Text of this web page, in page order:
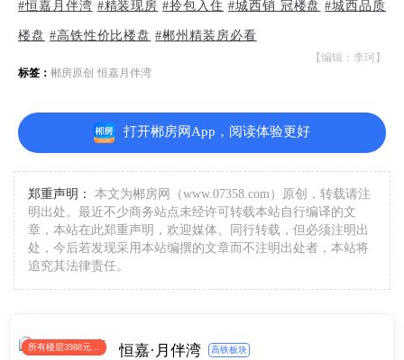
#恒嘉月伴湾 #精装现房 #拎包入住 #城西销 冠楼盘 #城西品质
楼盘 #高铁性价比楼盘 #郴州精装房必看
【编辑：李珂】
标签： 郴房原创 恒嘉月伴湾
打开郴房网App，阅读体验更好
郑重声明：
本文为郴房网（www.07358.com）原创，转载请注
明出处。最近不少商务站点未经许可转载本站自行编译的文
章，本站在此郑重声明，欢迎媒体、同行转载，但必须注明出
处，今后若发现采用本站编撰的文章而不注明出处者，本站将
追究其法律责任。
所有楼层3988元/
恒嘉·月伴湾 高铁板块